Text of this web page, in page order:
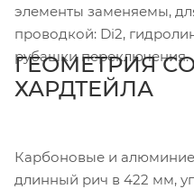
элементы заменяемы,
проводкой: Di2,
рубашки переключения.
ГЕОМЕТРИЯ
ХАРДТЕЙЛА
Карбоновые и
длинный рич в 422 мм,